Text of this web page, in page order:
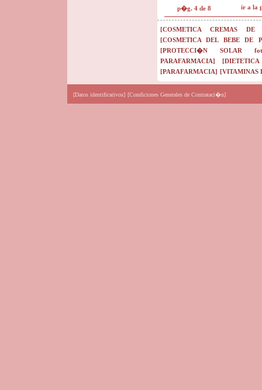
p�g. 4 de 8 ir a la
[COSMETICA CREMAS DE
[COSMETICA DEL BEBE DE
[PROTECCI�N SOLAR
PARAFARMACIA]
[PARAFARMACIA] [VITAMINAS
[Datos identificativos] [Condiciones Generales de Contrataci�n]